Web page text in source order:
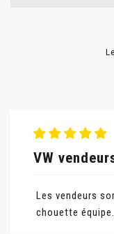
VW
Les vendeurs
chouette équipe.